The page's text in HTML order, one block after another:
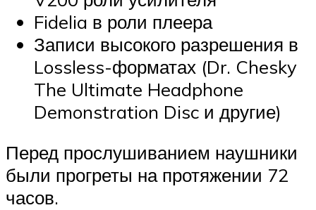
Fidelia в роли плеера
Записи высокого разрешения в
Lossless-форматах (Dr. Chesky
The Ultimate Headphone
Demonstration Disc и другие)
Перед прослушиванием наушники
были прогреты на протяжении 72
часов.